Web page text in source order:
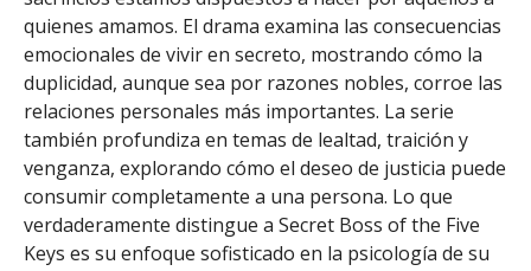
quienes amamos. El drama examina las consecuencias
emocionales de vivir en secreto, mostrando cómo la
duplicidad, aunque sea por razones nobles, corroe las
relaciones personales más importantes. La serie
también profundiza en temas de lealtad, traición y
venganza, explorando cómo el deseo de justicia puede
consumir completamente a una persona. Lo que
verdaderamente distingue a Secret Boss of the Five
Keys es su enfoque sofisticado en la psicología de su